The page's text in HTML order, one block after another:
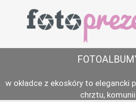
w okładce z ekoskóry to elegancki
chrztu,